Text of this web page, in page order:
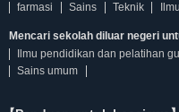
farmasi
Sains Teknik
Mencari sekolah diluar negeri
Ilmu pendidikan dan pelatihan
Sains umum